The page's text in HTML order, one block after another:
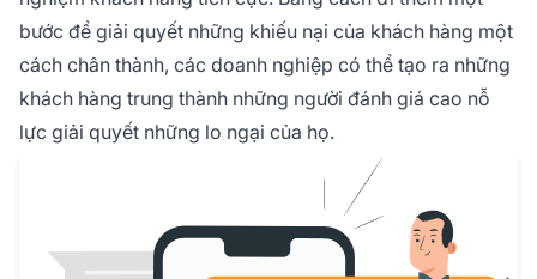
bước để giải quyết những khiếu nại của khách hàng một
cách chân thành, các doanh nghiệp có thể tạo ra những
khách hàng trung thành những người đánh giá cao nỗ
lực giải quyết những lo ngại của họ.